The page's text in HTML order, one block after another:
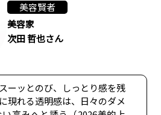
美容賢者
美容家
次田 哲也さん
ーッとのび、しっとり感を残
現れる透明感は、日々のダメ